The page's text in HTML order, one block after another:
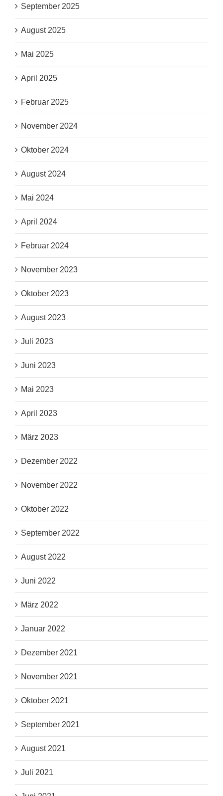
September 2025
August 2025
Mai 2025
April 2025
Februar 2025
November 2024
Oktober 2024
August 2024
Mai 2024
April 2024
Februar 2024
November 2023
Oktober 2023
August 2023
Juli 2023
Juni 2023
Mai 2023
April 2023
März 2023
Dezember 2022
November 2022
Oktober 2022
September 2022
August 2022
Juni 2022
März 2022
Januar 2022
Dezember 2021
November 2021
Oktober 2021
September 2021
August 2021
Juli 2021